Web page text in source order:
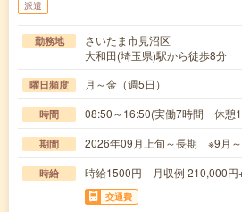
派遣
勤務地
さいたま市見沼区
大和田(埼玉県)駅から徒歩8分
曜日頻度 月～金（週5日）
時間 08:50～16:50(実働7時間 休憩
期間 2026年09月上旬～長期 ※9月～
時給 時給1500円 月収例 210,000円
交通費